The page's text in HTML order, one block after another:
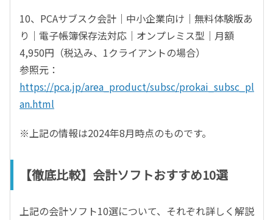
10、PCAサブスク会計｜中小企業向け｜無料体験版あ
り｜電子帳簿保存法対応｜オンプレミス型｜月額
4,950円（税込み、1クライアントの場合）
参照元：
https://pca.jp/area_product/subsc/prokai_subsc_pl
an.html
※上記の情報は2024年8月時点のものです。
【徹底比較】会計ソフトおすすめ10選
上記の会計ソフト10選について、それぞれ詳しく解説